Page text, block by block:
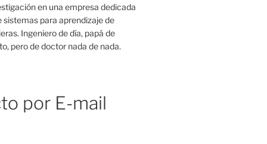
en una empresa dedicada
sistemas para aprendizaje de
Ingeniero de día, papá de
pero de doctor nada de nada.
por E-mail